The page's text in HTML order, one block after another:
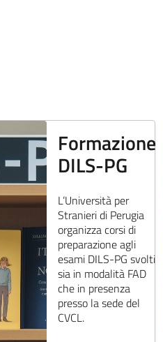
Formazione
DILS-PG
L’Università per
Stranieri di Perugia
organizza corsi di
preparazione agli
esami DILS-PG svolti
sia in modalità FAD
che in presenza
presso la sede del
CVCL.